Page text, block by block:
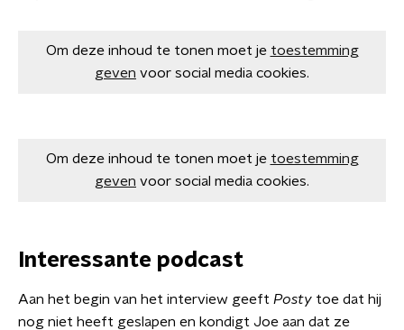
Om deze inhoud te tonen moet je toestemming
geven voor social media cookies.
Om deze inhoud te tonen moet je toestemming
geven voor social media cookies.
Interessante podcast
Aan het begin van het interview geeft Posty toe dat hij
nog niet heeft geslapen en kondigt Joe aan dat ze